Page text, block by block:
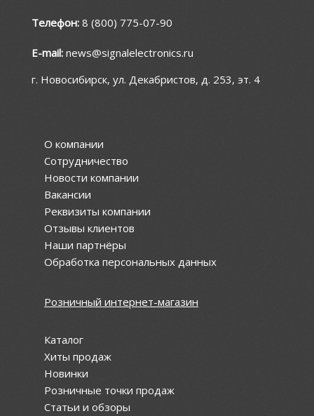
Телефон: 8 (800) 775-07-90
E-mail: news@signalelectronics.ru
г. Новосибирск, ул. Декабристов, д. 253, эт. 4
О компании
Сотрудничество
Новости компании
Вакансии
Реквизиты компании
Отзывы клиентов
Наши партнёры
Обработка персональных данных
Розничный интернет-магазин
Каталог
Хиты продаж
Новинки
Розничные точки продаж
Статьи и обзоры